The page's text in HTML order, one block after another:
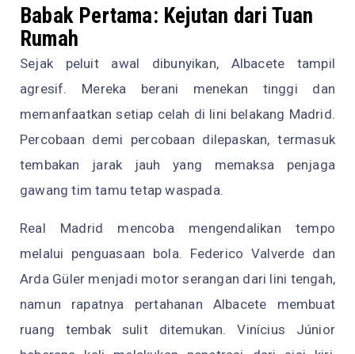
Babak Pertama: Kejutan dari Tuan
Rumah
Sejak peluit awal dibunyikan, Albacete tampil
agresif. Mereka berani menekan tinggi dan
memanfaatkan setiap celah di lini belakang Madrid.
Percobaan demi percobaan dilepaskan, termasuk
tembakan jarak jauh yang memaksa penjaga
gawang tim tamu tetap waspada.
Real Madrid mencoba mengendalikan tempo
melalui penguasaan bola. Federico Valverde dan
Arda Güler menjadi motor serangan dari lini tengah,
namun rapatnya pertahanan Albacete membuat
ruang tembak sulit ditemukan. Vinícius Júnior